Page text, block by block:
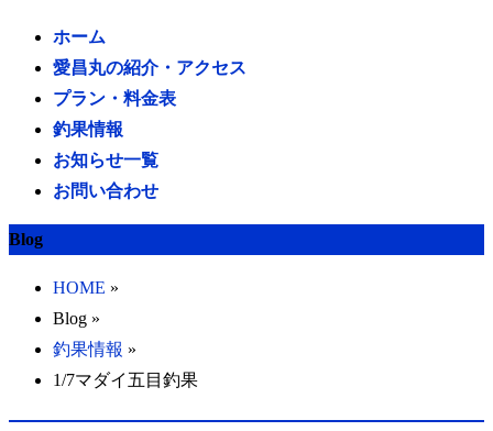
ホーム
愛昌丸の紹介・アクセス
プラン・料金表
釣果情報
お知らせ一覧
お問い合わせ
Blog
HOME »
Blog »
釣果情報 »
1/7マダイ五目釣果